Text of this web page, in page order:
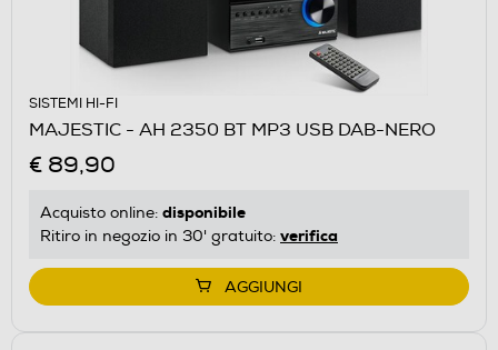
SISTEMI HI-FI
MAJESTIC - AH 2350 BT MP3 USB DAB-NERO
€ 89,90
Acquisto online: disponibile
Ritiro in negozio in 30' gratuito: verifica
AGGIUNGI